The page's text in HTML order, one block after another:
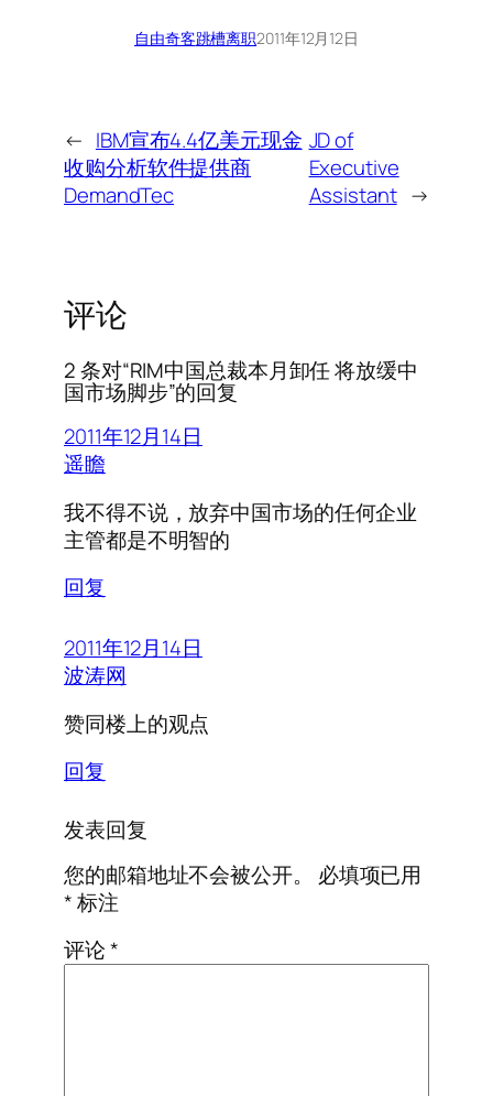
自由奇客跳槽离职2011年12月12日
← IBM宣布4.4亿美元现金
收购分析软件提供商
DemandTec
JD of
Executive
Assistant →
评论
2 条对“RIM中国总裁本月卸任 将放缓中
国市场脚步”的回复
2011年12月14日
遥瞻
我不得不说，放弃中国市场的任何企业
主管都是不明智的
回复
2011年12月14日
波涛网
赞同楼上的观点
回复
发表回复
您的邮箱地址不会被公开。
必填项已用
*标注
评论*